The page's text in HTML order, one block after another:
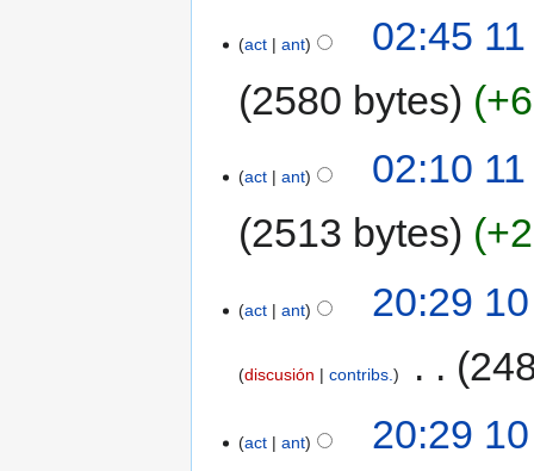
act ant
02:45
2580 bytes
act ant
02:10
2513 bytes
act ant 20:29
discusión contribs.
act ant 20:29